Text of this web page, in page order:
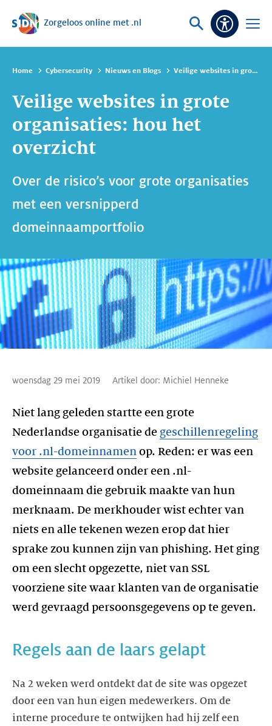
Sla navigatie over
Zorgeloos online met .nl
Vraag
Open
Home Cybersecurity Nieuws en Blogs Veilige websites in grote organisaties: hou het overzicht
Veilige websites in grote
organisaties: hou het
overzicht
Over de risico’s voor grote organisaties
met een versnipperd
domeinnaamportfolio
woensdag 29 mei 2019 Artikel door: Michiel Henneke
Niet lang geleden startte een grote
Nederlandse organisatie de geschillenregeling
voor .nl-domeinnamen op. Reden: er was een
website gelanceerd onder een .nl-
domeinnaam die gebruik maakte van hun
merknaam. De merkhouder wist echter van
niets en alle tekenen wezen erop dat hier
sprake zou kunnen zijn van phishing. Het ging
om een slecht opgezette, niet van SSL
voorziene site waar klanten van de organisatie
werd gevraagd persoonsgegevens op te geven.
Na 2 weken werd ontdekt dat de site was opgezet
door een van hun eigen medewerkers. Om de
interne procedure te ontwijken had hij zelf een